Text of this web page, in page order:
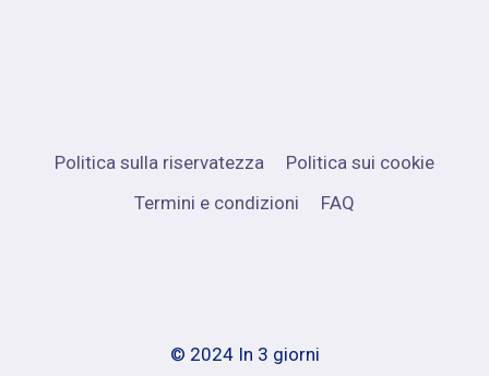
Politica sulla riservatezza
Politica sui cookie
Termini e condizioni
FAQ
© 2024 In 3 giorni